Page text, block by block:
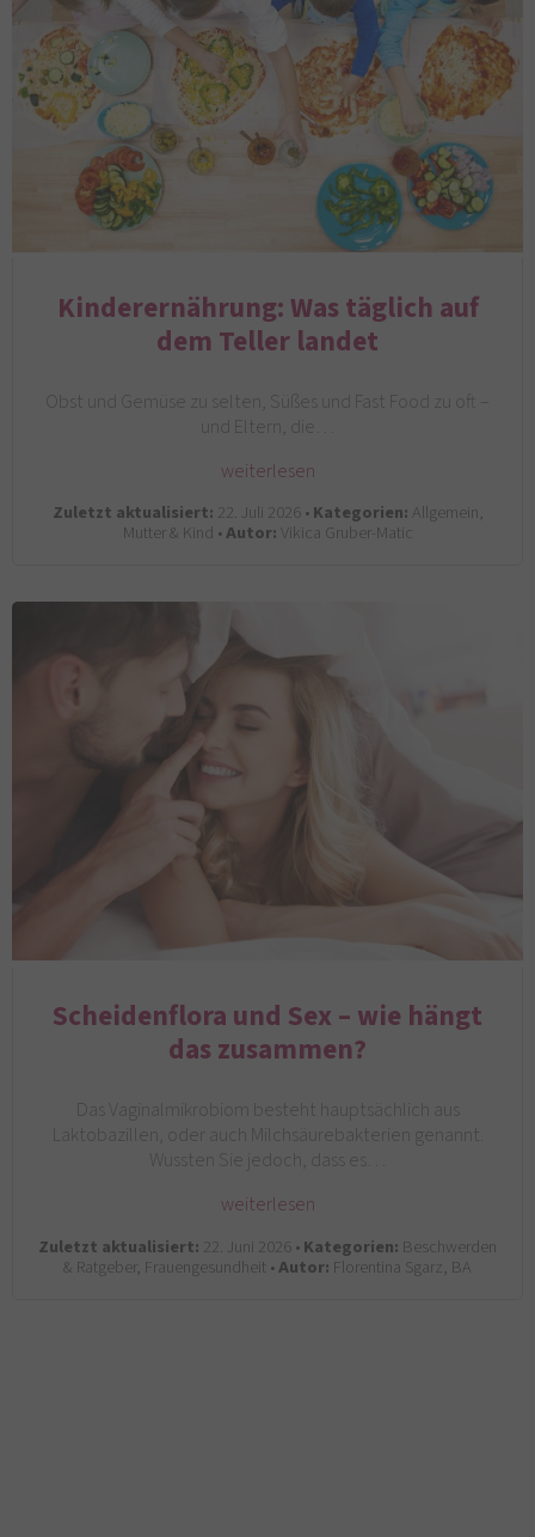
Kinderernährung: Was täglich auf
dem Teller landet
Obst und Gemüse zu selten, Süßes und Fast Food zu oft –
und Eltern, die…
weiterlesen
Zuletzt aktualisiert: 22. Juli 2026 •Kategorien: Allgemein,
Mutter & Kind •Autor:Vikica Gruber-Matic
Scheidenflora und Sex – wie hängt
das zusammen?
Das Vaginalmikrobiom besteht hauptsächlich aus
Laktobazillen, oder auch Milchsäurebakterien genannt.
Wussten Sie jedoch, dass es…
weiterlesen
Zuletzt aktualisiert: 22. Juni 2026 •Kategorien: Beschwerden
& Ratgeber, Frauengesundheit •Autor: Florentina Sgarz, BA